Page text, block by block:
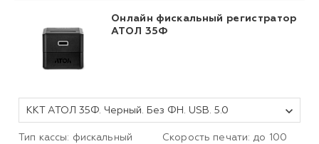
Онлайн фискальный регистратор
АТОЛ 35Ф
ККТ АТОЛ 35Ф. Черный. Без ФН. USB. 5.0
Тип кассы: фискальный
Скорость печати: до 100